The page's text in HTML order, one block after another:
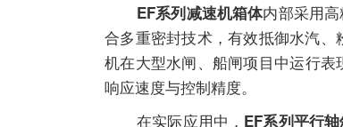
EF系列减速机箱体内部采用
合多重密封技术，有效抵御水汽
机在大型水闸、船闸项目中运行
响应速度与控制精度。
在实际应用中， EF系列平行